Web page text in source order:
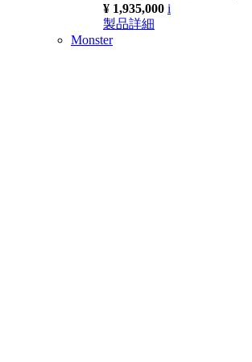
¥ 1,935,000 i
製品詳細
Monster